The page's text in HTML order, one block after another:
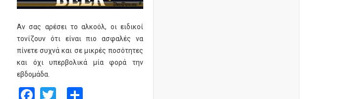
Αν σας αρέσει το αλκοόλ, οι ειδικοί
τονίζουν ότι είναι πιο ασφαλές να
πίνετε συχνά και σε μικρές ποσότητες
και όχι υπερβολικά μία φορά την
εβδομάδα.
Facebook
TwitterShare